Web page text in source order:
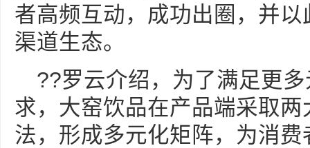
者高频互动，成功出圈，并
渠道生态。
??罗云介绍，为了满足更
求，大窑饮品在产品端采取
法，形成多元化矩阵，为消